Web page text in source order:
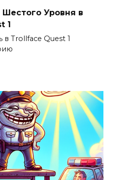
Уровня в
1
Trollface Quest 1